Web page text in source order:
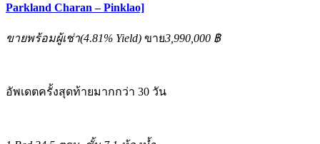
Parkland Charan – Pinklao]
ขายพร้อมผู้เช่า(4.81% Yield) ขาย3,990,000 ฿
อัพเดตครั้งสุดท้ายมากกว่า 30 วัน